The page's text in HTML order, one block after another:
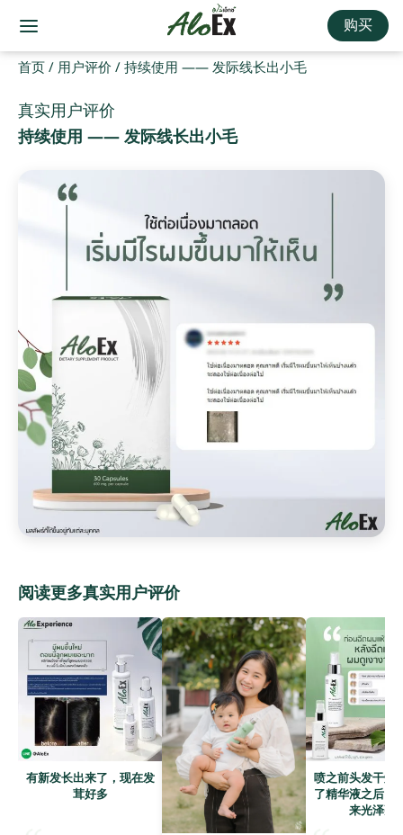
购买
首页/用户评价/持续使用 —— 发际线长出小毛
真实用户评价
持续使用 —— 发际线长出小毛
阅读更多真实用户评价
有新发长出来了，现在发
茸好多
喷之前头发干燥
了精华液之后，
来光泽亮